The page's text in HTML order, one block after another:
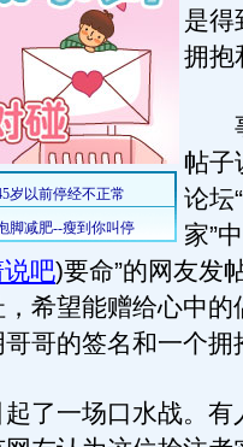
是得
拥抱
事
帖子
论坛
家”
说吧)要命”的网友发
希望能赠给心中的
哥的签名和一个拥
一场口水战。有